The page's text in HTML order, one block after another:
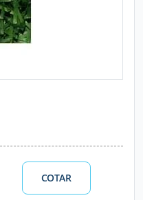
COTAR